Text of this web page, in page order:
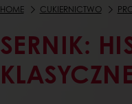
HOME CUKIERNICTWO
SERNIK: